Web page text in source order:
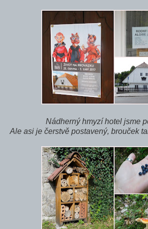
Nádherný hmyzí hotel jsme
Ale asi je čerstvě postavený, brouček